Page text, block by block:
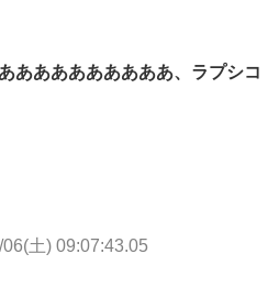
あああああああああ、ラプシコ
土) 09:07:43.05